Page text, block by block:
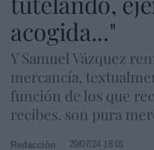
acogida..."
Y Samuel Vázquez
mercancía,
función de los que
recibes, son pura
Redacción 29/07/24 18:01